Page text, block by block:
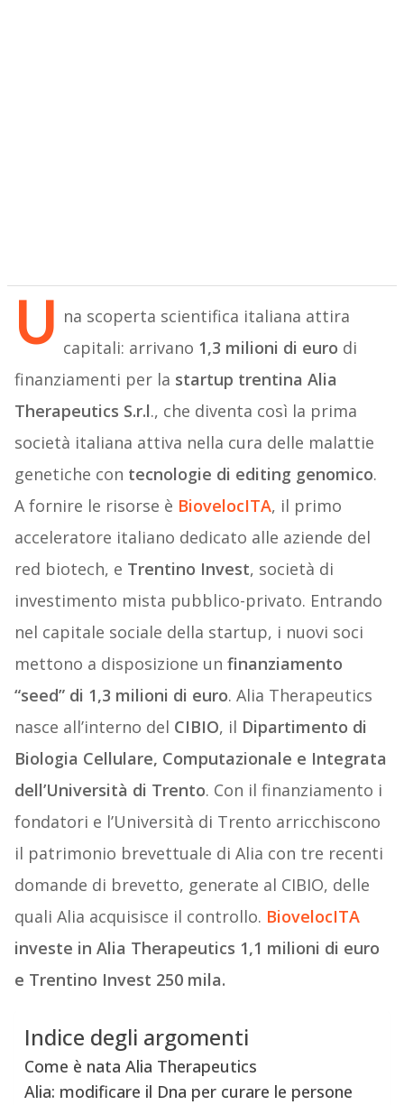
U na scoperta scientifica italiana attira
capitali: arrivano 1,3 milioni di euro di
finanziamenti per la startup trentina Alia
Therapeutics S.r.l., che diventa così la prima
società italiana attiva nella cura delle malattie
genetiche con tecnologie di editing genomico.
A fornire le risorse è BiovelocITA, il primo
acceleratore italiano dedicato alle aziende del
red biotech, e Trentino Invest, società di
investimento mista pubblico-privato. Entrando
nel capitale sociale della startup, i nuovi soci
mettono a disposizione un finanziamento
“seed” di 1,3 milioni di euro. Alia Therapeutics
nasce all’interno del CIBIO, il Dipartimento di
Biologia Cellulare, Computazionale e Integrata
dell’Università di Trento. Con il finanziamento i
fondatori e l’Università di Trento arricchiscono
il patrimonio brevettuale di Alia con tre recenti
domande di brevetto, generate al CIBIO, delle
quali Alia acquisisce il controllo. BiovelocITA
investe in Alia Therapeutics 1,1 milioni di euro
e Trentino Invest 250 mila.
Indice degli argomenti
Come è nata Alia Therapeutics
Alia: modificare il Dna per curare le persone